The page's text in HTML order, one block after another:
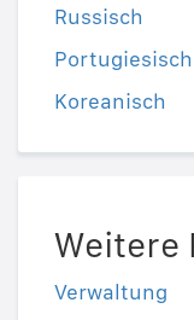
Russisch
Portugiesisch
Koreanisch
Weitere
Verwaltung